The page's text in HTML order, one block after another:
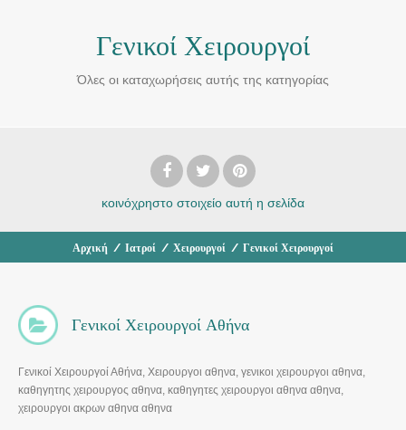
Γενικοί Χειρουργοί
Όλες οι καταχωρήσεις αυτής της κατηγορίας
κοινόχρηστο στοιχείο αυτή η σελίδα
Αρχική / Ιατροί / Χειρουργοί / Γενικοί Χειρουργοί
Γενικοί Χειρουργοί Αθήνα
Γενικοί Χειρουργοί Αθήνα, Χειρουργοι αθηνα, γενικοι χειρουργοι αθηνα,
καθηγητης χειρουργος αθηνα, καθηγητες χειρουργοι αθηνα αθηνα,
χειρουργοι ακρων αθηνα αθηνα